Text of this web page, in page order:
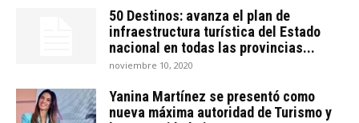
50 Destinos: avanza el plan de
infraestructura turística del Estado
nacional en todas las provincias...
noviembre 10, 2020
Yanina Martínez se presentó como
nueva máxima autoridad de Turismo y